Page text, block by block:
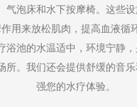
务。我们的按摩师使用您选
法将其渗透到皮肤中，帮助
和压力。精油的选择可以根据
制，如薰衣草精油有助于放
助于提神。